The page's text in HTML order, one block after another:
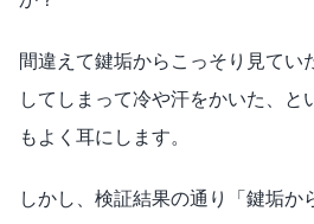
間違えて鍵垢からこっそり見てい
してしまって冷や汗をかいた、と
もよく耳にします。
しかし、検証結果の通り「鍵垢か